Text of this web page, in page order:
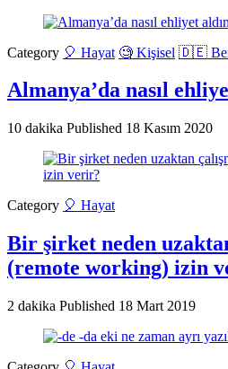
Category 🎈 Hayat 🧐 Kişisel 🇩🇪
Almanya’da nasıl
10 dakika Published 18 Kasım 2020
Category 🎈 Hayat
Bir şirket neden
(remote working) izin
2 dakika Published 18 Mart 2019